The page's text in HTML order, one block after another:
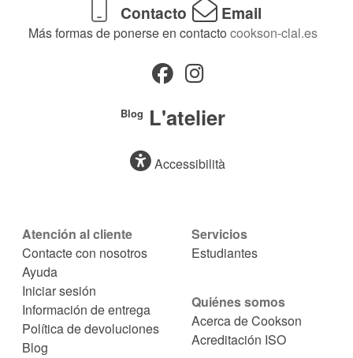
Contacto Email
Más formas de ponerse en contacto cookson-clal.es
Blog L'atelier
Accessibilità
Atención al cliente
Contacte con nosotros
Ayuda
Iniciar sesión
Información de entrega
Política de devoluciones
Blog
Servicios
Estudiantes
Quiénes somos
Acerca de Cookson
Acreditación ISO